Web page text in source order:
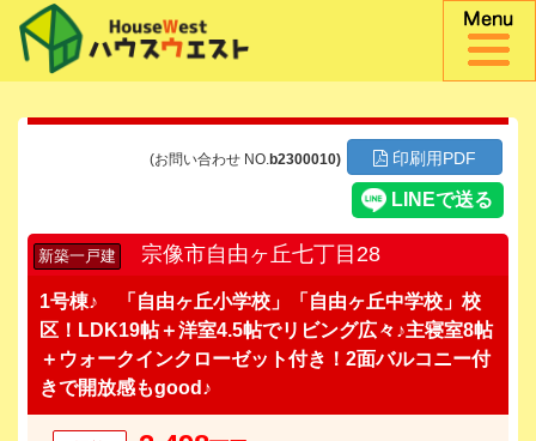
(お問い合わせ NO.b2300010) 印刷用PDF
新築一戸建 宗像市自由ヶ丘七丁目28
1号棟♪ 「自由ヶ丘小学校」「自由ヶ丘中学校」校
区！LDK19帖＋洋室4.5帖でリビング広々♪主寝室8帖
＋ウォークインクローゼット付き！2面バルコニー付
きで開放感もgood♪